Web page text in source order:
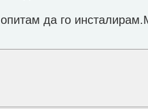
опитам да го